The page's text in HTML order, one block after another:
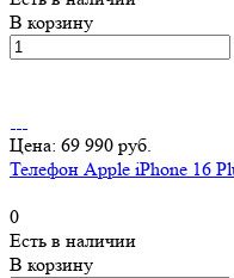
В корзину
Цена: 69 990 руб.
Телефон Apple iPhone 16
0
Есть в наличии
В корзину